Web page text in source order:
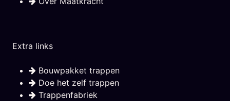
Extra links
Bouwpakket trappen
Doe het zelf trappen
Trappenfabriek